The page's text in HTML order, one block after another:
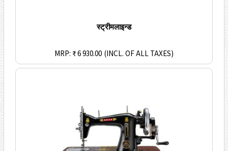
स्ट्रीमलाइन्ड
MRP: ₹ 6 930.00 (INCL. OF ALL TAXES)